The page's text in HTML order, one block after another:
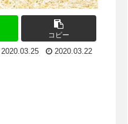
コピー
2020.03.25 2020.03.22